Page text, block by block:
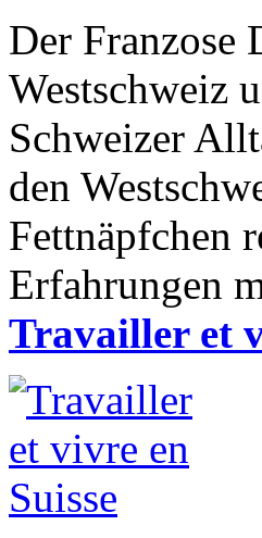
Der Franzose
Westschweiz
Schweizer
den
Fettnäpfchen
Erfahrungen
Travailler et